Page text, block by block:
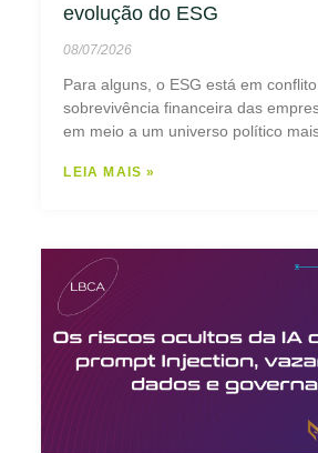
evolução do ESG
08/07/2026
Para alguns, o ESG está em
sobrevivência financeira das
em meio a um universo político
LEIA MAIS »